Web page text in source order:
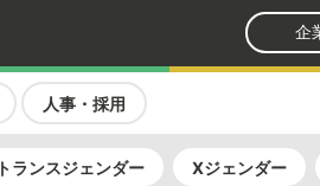
企
人事・採用
トランスジェンダー Xジェンダー